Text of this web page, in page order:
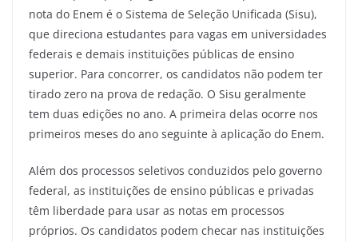
nota do Enem é o Sistema de Seleção Unificada (Sisu),
que direciona estudantes para vagas em universidades
federais e demais instituições públicas de ensino
superior. Para concorrer, os candidatos não podem ter
tirado zero na prova de redação. O Sisu geralmente
tem duas edições no ano. A primeira delas ocorre nos
primeiros meses do ano seguinte à aplicação do Enem.
Além dos processos seletivos conduzidos pelo governo
federal, as instituições de ensino públicas e privadas
têm liberdade para usar as notas em processos
próprios. Os candidatos podem checar nas instituições